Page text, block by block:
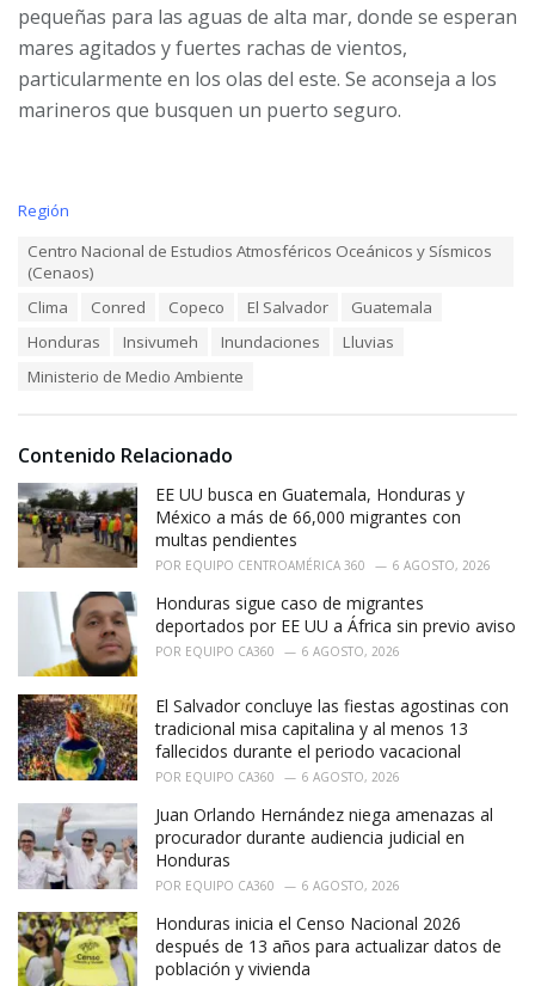
pequeñas para las aguas de alta mar, donde se esperan
mares agitados y fuertes rachas de vientos,
particularmente en los olas del este. Se aconseja a los
marineros que busquen un puerto seguro.
C
Región
Centro Nacional de Estudios Atmosféricos Oceánicos y Sísmicos
(Cenaos)
Clima
Conred Copeco El Salvador
Guatemala
Honduras
Insivumeh Inundaciones
Lluvias
Ministerio de Medio Ambiente
Contenido Relacionado
EE UU busca en Guatemala, Honduras y
México a más de 66,000 migrantes con
multas pendientes
POR EQUIPO CENTROAMÉRICA 360 6 AGOSTO, 2026
Honduras sigue caso de migrantes
deportados por EE UU a África sin previo aviso
POR EQUIPO CA360 6 AGOSTO, 2026
El Salvador concluye las fiestas agostinas con
tradicional misa capitalina y al menos 13
fallecidos durante el periodo vacacional
POR EQUIPO CA360 6 AGOSTO, 2026
Juan Orlando Hernández niega amenazas al
procurador durante audiencia judicial en
Honduras
POR EQUIPO CA360 6 AGOSTO, 2026
Honduras inicia el Censo Nacional 2026
después de 13 años para actualizar datos de
población y vivienda